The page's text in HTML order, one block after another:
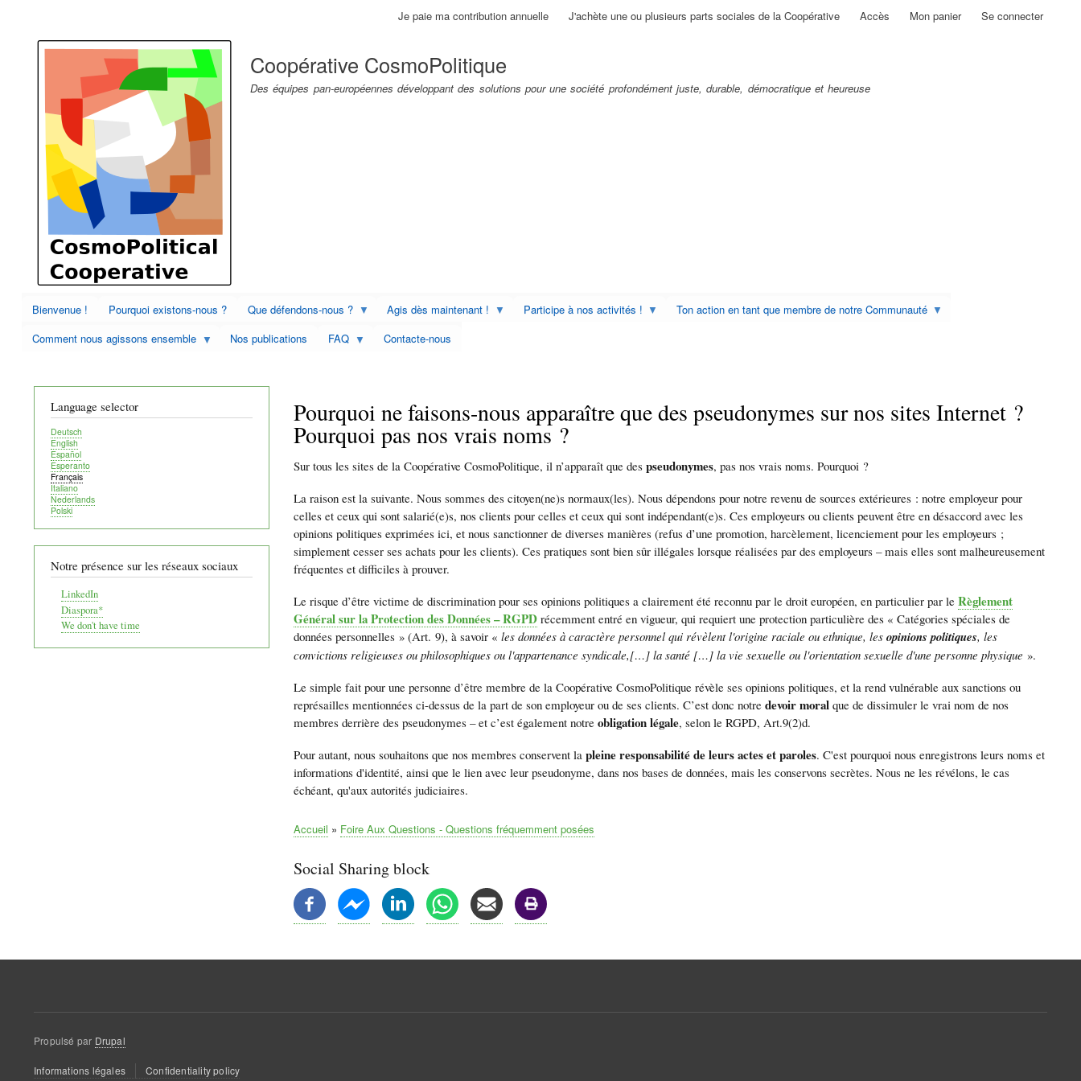
Aller
l'utilisateur
Je paie ma contribution annuelle J'achète une ou plusieurs parts sociales de la Coopérative Accès Mon panier Se connecter
Coopérative CosmoPolitique
Des équipes pan-européennes développant des solutions pour une société profondément juste, durable, démocratique et heureuse
Bienvenue ! Pourquoi existons-nous ? Que défendons-nous ? Agis dès maintenant ! Participe à nos activités !
Ton action en tant que membre de notre Communauté
Comment nous agissons ensemble
Nos publications FAQ Contacte-nous
Pourquoi ne faisons-nous apparaître que des pseudonymes sur nos sites Internet ?
Pourquoi pas nos vrais noms ?
Sur tous les sites de la Coopérative CosmoPolitique, il n’apparaît que des pseudonymes, pas nos vrais noms. Pourquoi ?
La raison est la suivante. Nous sommes des citoyen(ne)s normaux(les). Nous dépendons pour notre revenu de sources extérieures : notre employeur pour
celles et ceux qui sont salarié(e)s, nos clients pour celles et ceux qui sont indépendant(e)s. Ces employeurs ou clients peuvent être en désaccord avec les
opinions politiques exprimées ici, et nous sanctionner de diverses manières (refus d’une promotion, harcèlement, licenciement pour les employeurs ;
simplement cesser ses achats pour les clients). Ces pratiques sont bien sûr illégales lorsque réalisées par des employeurs – mais elles sont malheureusement
fréquentes et difficiles à prouver.
Le risque d’être victime de discrimination pour ses opinions politiques a clairement été reconnu par le droit européen, en particulier par le Règlement
Général sur la Protection des Données – RGPDrécemment entré en vigueur, qui requiert une protection particulière des « Catégories spéciales de
données personnelles » (Art. 9), à savoir « les données à caractère personnel qui révèlent l'origine raciale ou ethnique, les opinions politiques, les
convictions religieuses ou philosophiques ou l'appartenance syndicale,[…] la santé […] la vie sexuelle ou l'orientation sexuelle d'une personne physique ».
Le simple fait pour une personne d’être membre de la CoopérativeCosmoPolitique révèle ses opinions politiques, et la rend vulnérable aux sanctions ou
représailles mentionnées ci-dessus de la part de son employeur ou de ses clients. C’est donc notre devoir moral que de dissimuler le vrai nom de nos
membres derrière des pseudonymes – et c’est également notre obligation légale, selon le RGPD, Art.9(2)d.
Pour autant, nous souhaitons que nos membres conservent la pleine responsabilité de leurs actes et paroles. C'est pourquoi nous enregistrons leurs noms et
informations d'identité, ainsi que le lien avec leur pseudonyme, dans nos bases de données, mais les conservons secrètes. Nous ne les révélons, le cas
échéant, qu'aux autorités judiciaires.
d'Ariane
Accueil Foire Aux Questions - Questions fréquemment posées
Social Sharing block
Language selector
Deutsch
English
Español
Esperanto
Français
Italiano
Nederlands
Polski
Notre présence sur les réseaux sociaux
LinkedIn
Diaspora*
We don't have time
Propulsé par Drupal
Menu
Informations légales Confidentiality policy